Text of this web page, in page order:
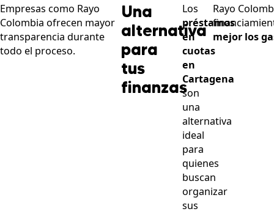
Empresas como Rayo
Colombia ofrecen mayor
transparencia durante
todo el proceso.
Una
alternativa
para
tus
finanzas
Los
préstamos
en
cuotas
en
Cartagena
son
una
alternativa
ideal
para
quienes
buscan
organizar
sus
Rayo
mejor los